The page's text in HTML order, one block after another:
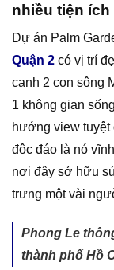
nhiều tiện ích
Dự án Palm
Quận 2 có vị trí
cạnh 2 con sông
1 không gian
hướng view tuyệt
độc đáo là nó
nơi đây sở hữu
trưng một vài
Phong Le
thành phố Hồ